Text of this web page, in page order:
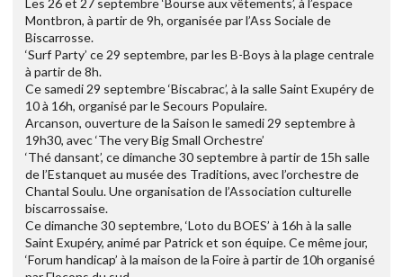
Les 26 et 27 septembre ‘Bourse aux vêtements’, à l’espace
Montbron, à partir de 9h, organisée par l’Ass Sociale de
Biscarrosse.
‘Surf Party’ ce 29 septembre, par les B-Boys à la plage centrale
à partir de 8h.
Ce samedi 29 septembre ‘Biscabrac’, à la salle Saint Exupéry de
10 à 16h, organisé par le Secours Populaire.
Arcanson, ouverture de la Saison le samedi 29 septembre à
19h30, avec ‘The very Big Small Orchestre’
‘Thé dansant’, ce dimanche 30 septembre à partir de 15h salle
de l’Estanquet au musée des Traditions, avec l’orchestre de
Chantal Soulu. Une organisation de l’Association culturelle
biscarrossaise.
Ce dimanche 30 septembre, ‘Loto du BOES’ à 16h à la salle
Saint Exupéry, animé par Patrick et son équipe. Ce même jour,
‘Forum handicap’ à la maison de la Foire à partir de 10h organisé